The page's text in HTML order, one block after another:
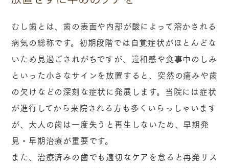
むし歯とは、歯の表面や内部が酸によって溶かされる
病気の総称です。初期段階では自覚症状がほとんどな
いため見過ごされがちですが、違和感や食事中のしみ
といった小さなサインを放置すると、突然の痛みや歯
の欠けなどの深刻な症状に発展します。当院には症状
が進行してから来院される方も多くいらっしゃいます
が、大人の歯は一度失うと再生しないため、早期発
見・早期治療が重要です。
また、治療済みの歯でも適切なケアを怠ると再発リス